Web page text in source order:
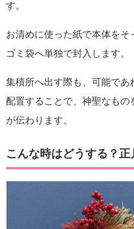
す。
お清めに使った紙で本体を
ゴミ袋へ単独で封入します。
集積所へ出す際も、可能であ
配置することで、神聖なも
が伝わります。
こんな時はどうする？